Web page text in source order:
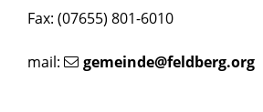
Fax: (07655) 801-6010
mail: gemeinde@feldberg.org